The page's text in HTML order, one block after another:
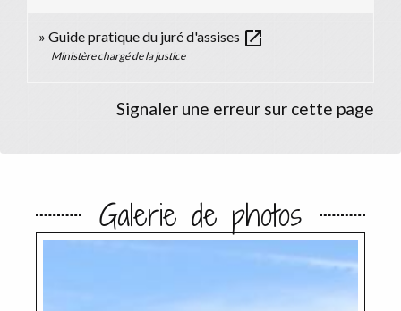
Guide pratique du juré d'assises open_in_new
Ministère chargé de la justice
Signaler une erreur sur cette page
Galerie de photos